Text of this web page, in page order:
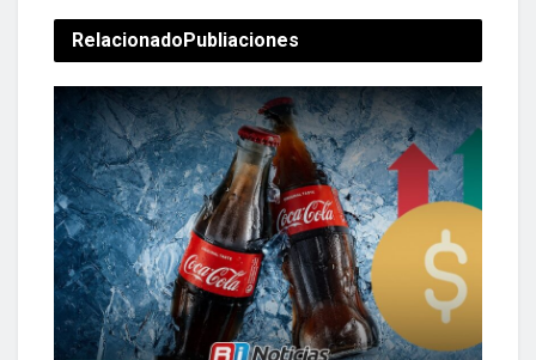
Relacionado Publiaciones